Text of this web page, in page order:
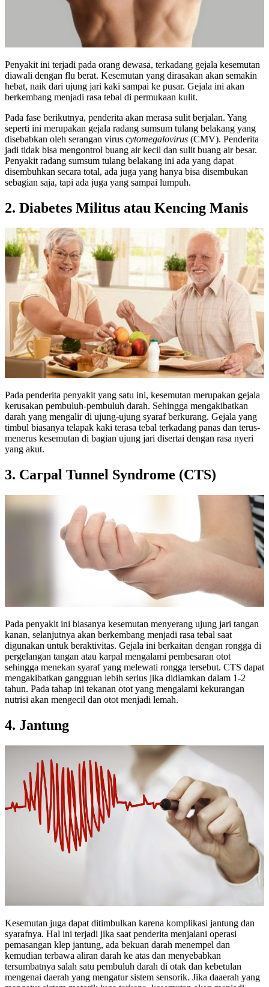
Penyakit ini terjadi pada orang dewasa, terkadang gejala kesemutan
diawali dengan flu berat. Kesemutan yang dirasakan akan semakin
hebat, naik dari ujung jari kaki sampai ke pusar. Gejala ini akan
berkembang menjadi rasa tebal di permukaan kulit.
Pada fase berikutnya, penderita akan merasa sulit berjalan. Yang
seperti ini merupakan gejala radang sumsum tulang belakang yang
disebabkan oleh serangan virus cytomegalovirus (CMV). Penderita
jadi tidak bisa mengontrol buang air kecil dan sulit buang air besar.
Penyakit radang sumsum tulang belakang ini ada yang dapat
disembuhkan secara total, ada juga yang hanya bisa disembukan
sebagian saja, tapi ada juga yang sampai lumpuh.
2. Diabetes Militus atau Kencing Manis
Pada penderita penyakit yang satu ini, kesemutan merupakan gejala
kerusakan pembuluh-pembuluh darah. Sehingga mengakibatkan
darah yang mengalir di ujung-ujung syaraf berkurang. Gejala yang
timbul biasanya telapak kaki terasa tebal terkadang panas dan terus-
menerus kesemutan di bagian ujung jari disertai dengan rasa nyeri
yang akut.
3. Carpal Tunnel Syndrome (CTS)
Pada penyakit ini biasanya kesemutan menyerang ujung jari tangan
kanan, selanjutnya akan berkembang menjadi rasa tebal saat
digunakan untuk beraktivitas. Gejala ini berkaitan dengan rongga di
pergelangan tangan atau karpal mengalami pembesaran otot
sehingga menekan syaraf yang melewati rongga tersebut. CTS dapat
mengakibatkan gangguan lebih serius jika didiamkan dalam 1-2
tahun. Pada tahap ini tekanan otot yang mengalami kekurangan
nutrisi akan mengecil dan otot menjadi lemah.
4. Jantung
Kesemutan juga dapat ditimbulkan karena komplikasi jantung dan
syarafnya. Hal ini terjadi jika saat penderita menjalani operasi
pemasangan klep jantung, ada bekuan darah menempel dan
kemudian terbawa aliran darah ke atas dan menyebabkan
tersumbatnya salah satu pembuluh darah di otak dan kebetulan
mengenai daerah yang mengatur sistem sensorik. Jika daaerah yang